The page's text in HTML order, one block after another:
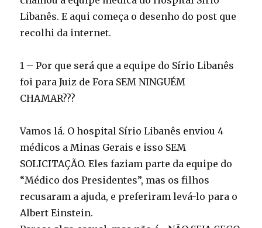
Libanês. E aqui começa o desenho do post que
recolhi da internet.
1 – Por que será que a equipe do Sírio Libanês
foi para Juiz de Fora SEM NINGUÉM
CHAMAR???
Vamos lá. O hospital Sírio Libanês enviou 4
médicos a Minas Gerais e isso SEM
SOLICITAÇÃO. Eles faziam parte da equipe do
“Médico dos Presidentes”, mas os filhos
recusaram a ajuda, e preferiram levá-lo para o
Albert Einstein.